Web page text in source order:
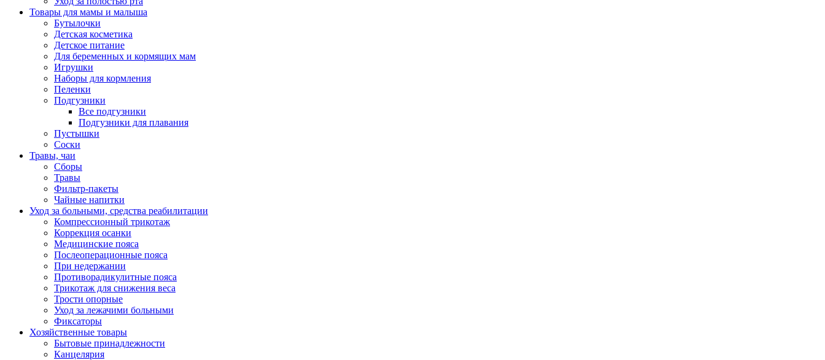
Товары для мамы и малыша
Бутылочки
Детская косметика
Детское питание
Для беременных и кормящих мам
Игрушки
Наборы для кормления
Пеленки
Подгузники
Все подгузники
Подгузники для плавания
Пустышки
Соски
Травы, чаи
Сборы
Травы
Фильтр-пакеты
Чайные напитки
Уход за больными, средства реабилитации
Компрессионный трикотаж
Коррекция осанки
Медицинские пояса
Послеоперационные пояса
При недержании
Противорадикулитные пояса
Трикотаж для снижения веса
Трости опорные
Уход за лежачими больными
Фиксаторы
Хозяйственные товары
Бытовые принадлежности
Канцелярия